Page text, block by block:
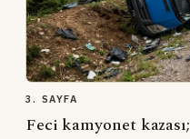
3. SAYFA
Feci kamyonet